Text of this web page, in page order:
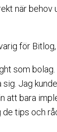
när behov
för
som
Jag
att bara
tips och